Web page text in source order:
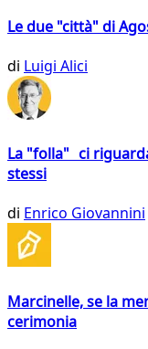
Le due "città" di
di Luigi Alici
La "folla" ci
stessi
di Enrico Giovannini
Marcinelle, se la
cerimonia